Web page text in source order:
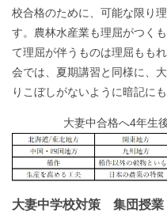
校合格のために、可能な限り
す。農林水産業も理屈がつく
て理屈が伴うものは理屈もも
会では、夏期講習と同様に、
りこぼしがないように暗記に
大妻中合格へ4年生
大妻中学校対策 集団授